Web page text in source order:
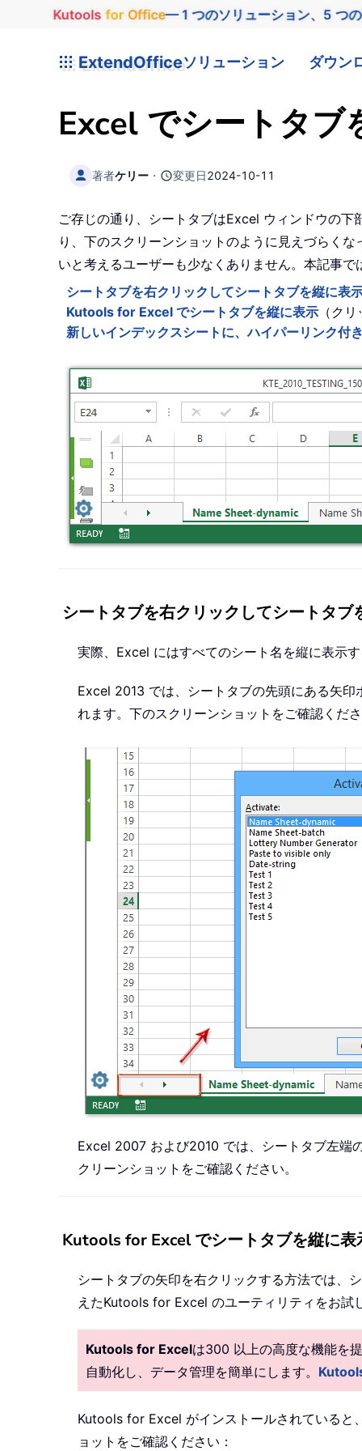
Kutools for Office— 1 つのソリューション、5 つ
ExtendOfficeソリューション ダウン
Excel でシートタブ
著者ケリー ・ 変更日2024-10-11
ご存じの通り、シートタブはExcel ウィンドウの
り、下のスクリーンショットのように見えづらく
いと考えるユーザーも少なくありません。本記事
シートタブを右クリックしてシートタブを縦に表
Kutools for Excel でシートタブを縦に表示 （ク
新しいインデックスシートに、ハイパーリンク付
シートタブを右クリックしてシートタブ
実際、Excel にはすべてのシート名を縦に表示
Excel 2013 では、シートタブの先頭にある矢印
れます。下のスクリーンショットをご確認くだ
Excel 2007 および2010 では、シートタブ左端
クリーンショットをご確認ください。
Kutools for Excel でシートタブを縦に表
シートタブの矢印を右クリックする方法では、
えたKutools for Excel のユーティリティをお試
Kutools for Excelは300 以上の高度な機能を
自動化し、データ管理を簡単にします。
Kutools for Excel がインストールされていると
ョットをご確認ください：